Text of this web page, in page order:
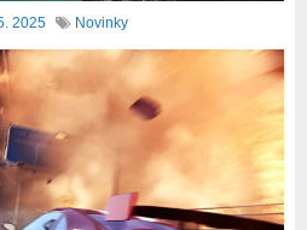
2025 Novinky